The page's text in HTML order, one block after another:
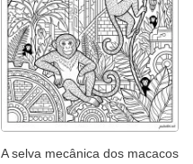
A selva mecânica dos macacos